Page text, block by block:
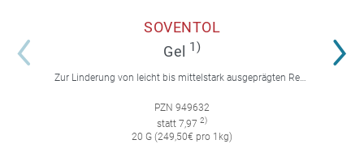
SOVENTOL
Gel 1)
PZN 949632
statt 7,97 2)
20 G (249,50€ pro 1kg)